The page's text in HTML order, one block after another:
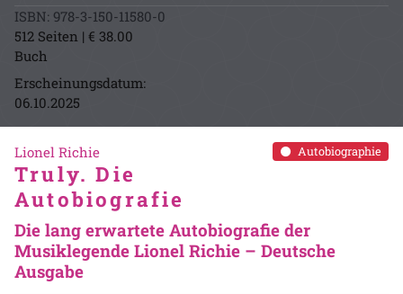
ISBN: 978-3-150-11580-0
512 Seiten | € 38.00
Buch
Erscheinungsdatum:
06.10.2025
Autobiographie
Lionel Richie
Truly. Die
Autobiografie
Die lang erwartete Autobiografie der
Musiklegende Lionel Richie – Deutsche
Ausgabe